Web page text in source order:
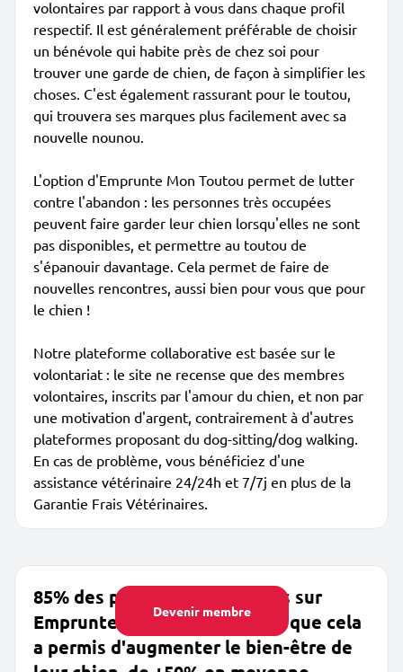
Devenir membre
volontaires par rapport à vous dans chaque profil
respectif. Il est généralement préférable de choisir
un bénévole qui habite près de chez soi pour
trouver une garde de chien, de façon à simplifier les
choses. C'est également rassurant pour le toutou,
qui trouvera ses marques plus facilement avec sa
nouvelle nounou.
L'option d'Emprunte Mon Toutou permet de lutter
contre l'abandon : les personnes très occupées
peuvent faire garder leur chien lorsqu'elles ne sont
pas disponibles, et permettre au toutou de
s'épanouir davantage. Cela permet de faire de
nouvelles rencontres, aussi bien pour vous que pour
le chien !
Notre plateforme collaborative est basée sur le
volontariat : le site ne recense que des membres
volontaires, inscrits par l'amour du chien, et non par
une motivation d'argent, contrairement à d'autres
plateformes proposant du dog-sitting/dog walking.
En cas de problème, vous bénéficiez d'une
assistance vétérinaire 24/24h et 7/7j en plus de la
Garantie Frais Vétérinaires.
85% des propriétaires inscrits sur
Emprunte Mon Toutou disent que cela
a permis d'augmenter le bien-être de